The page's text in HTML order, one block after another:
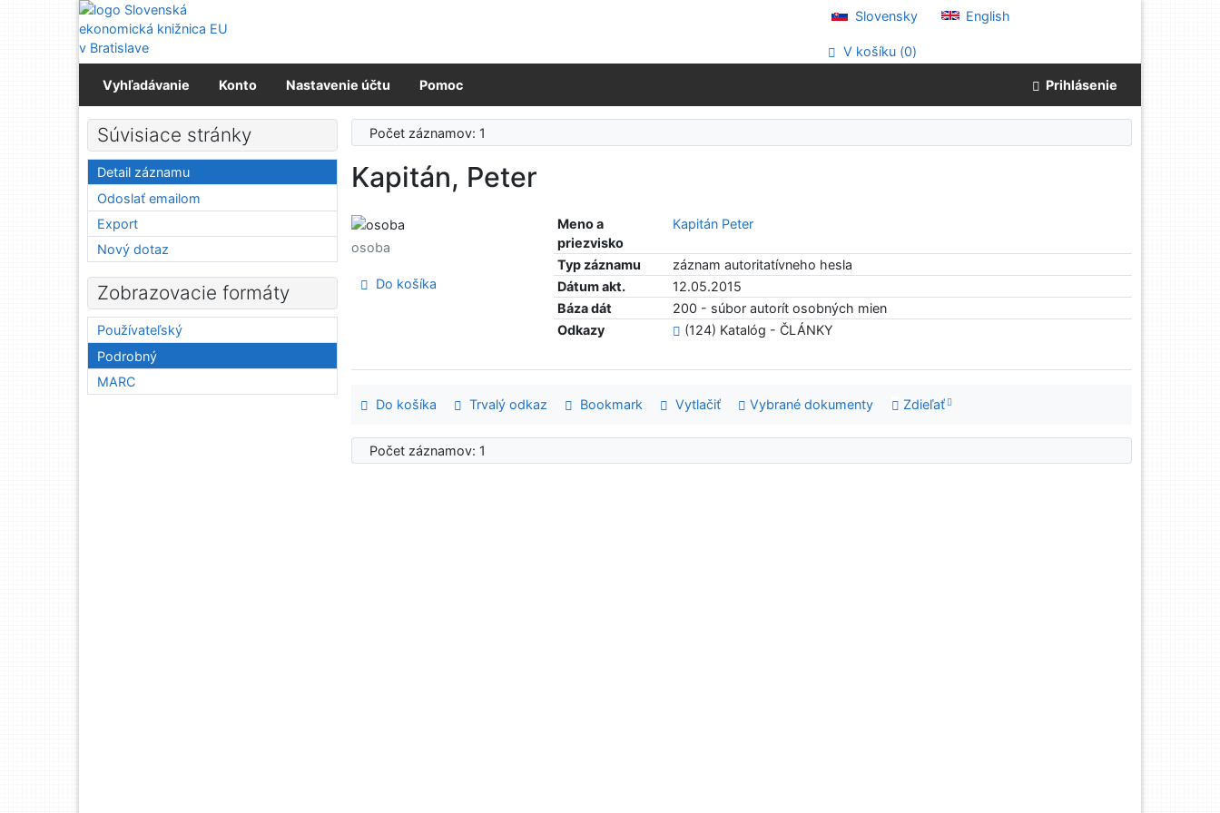
Prejsť na obsah
Prejsť na menu
Prehlásenie o webovej prístupnosti
Slovensky English
V košíku (0)
Vyhľadávanie Konto Nastavenie účtu Pomoc Prihlásenie
Počet záznamov: 1
Kapitán, Peter
Meno a
priezvisko
Kapitán Peter
Typ záznamu
záznam autoritatívneho hesla
Dátum akt.
12.05.2015
Báza dát
200 - súbor autorít osobných mien
Odkazy
(124) Katalóg - ČLÁNKY
osoba
Do košíka
Do košíka Trvalý odkaz Bookmark Vytlačiť Vybrané dokumenty Zdieľať
Počet záznamov: 1
Súvisiace stránky
Detail záznamu
Odoslať emailom
Export
Nový dotaz
Zobrazovacie formáty
Používateľský
Podrobný
MARC